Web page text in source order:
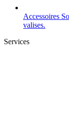
Accessoires
valises.
Services